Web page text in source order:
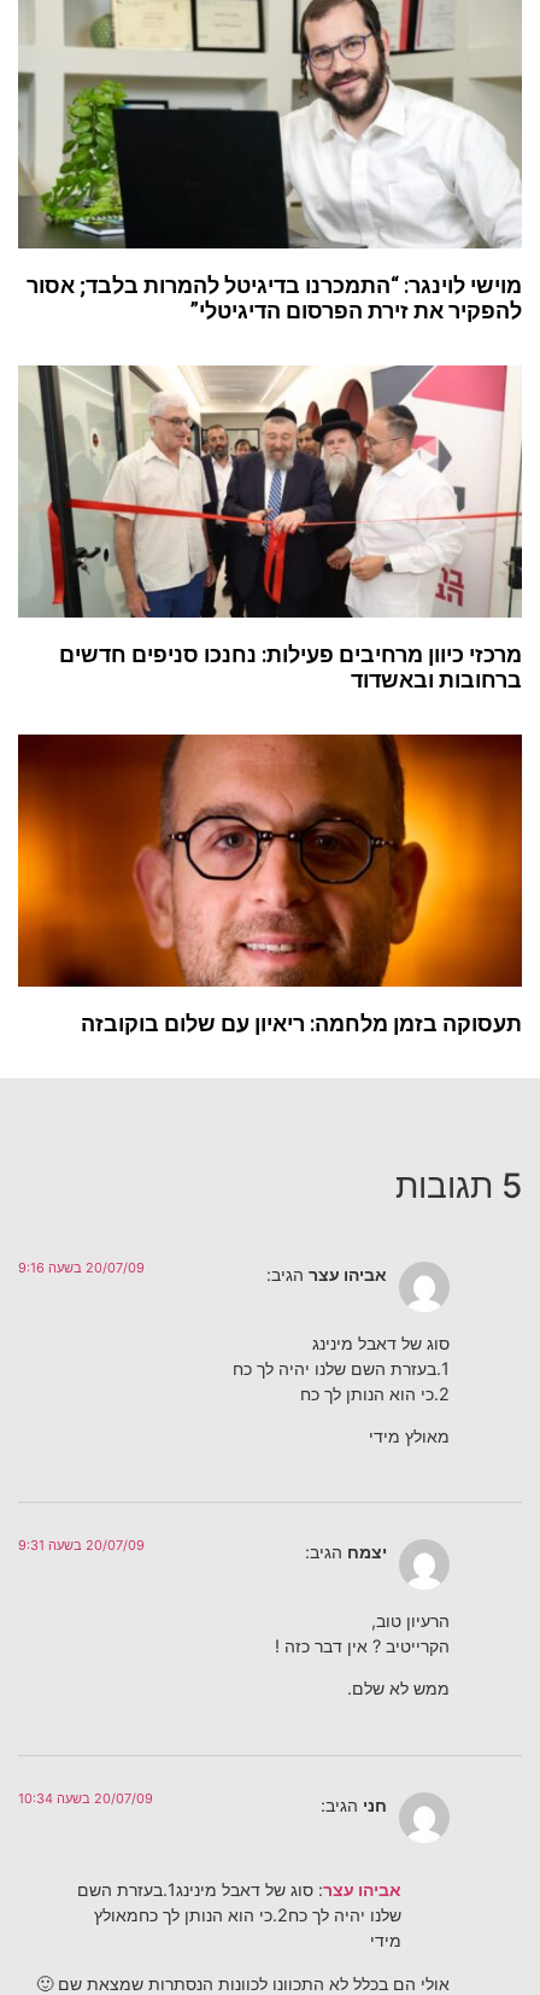
מוישי לוינגר: “התמכרנו בדיגיטל להמרות בלבד; אסור
להפקיר את זירת הפרסום הדיגיטלי”
מרכזי כיוון מרחיבים פעילות: נחנכו סניפים חדשים
ברחובות ובאשדוד
תעסוקה בזמן מלחמה: ריאיון עם שלום בוקובזה
5 תגובות
אביהו עצר הגיב: 20/07/09 בשעה 9:16
סוג של דאבל מינינג
1.בעזרת השם שלנו יהיה לך כח
2.כי הוא הנותן לך כח
מאולץ מידי
יצמח הגיב: 20/07/09 בשעה 9:31
הרעיון טוב,
הקרייטיב ? אין דבר כזה !
ממש לא שלם.
חני הגיב: 20/07/09 בשעה 10:34
אביהו עצר
: סוג של דאבל מינינג1.בעזרת השם
שלנו יהיה לך כח2.כי הוא הנותן לך כחמאולץ
מידי
אולי הם בכלל לא התכוונו לכוונות הנסתרות שמצאת שם 🙂